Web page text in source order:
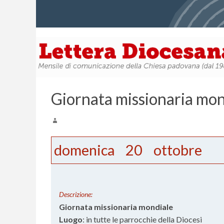
Giornata missionaria
domenica 20 ottobre
Descrizione:
Giornata missionaria mondiale
Luogo: in tutte le parrocchie della Diocesi